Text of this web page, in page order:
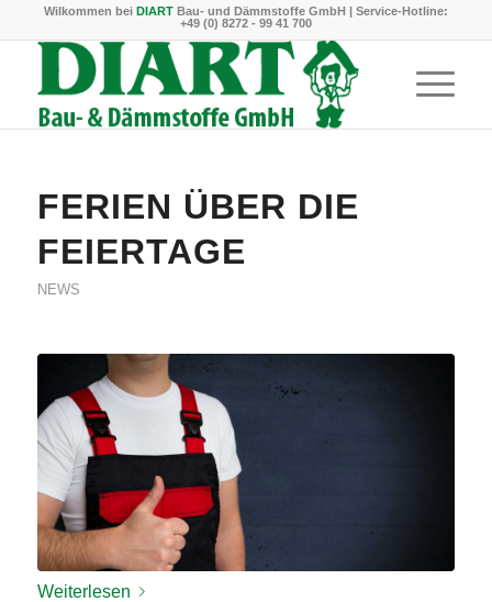
Wilkommen bei DIARTBau- und Dämmstoffe GmbH | Service-Hotline:
+49 (0) 8272 - 99 41 700
FERIEN ÜBER DIE
FEIERTAGE
NEWS
Weiterlesen